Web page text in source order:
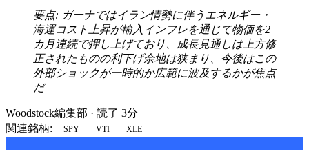
要点: ガーナではイラン情勢に伴うエネルギー・
海運コスト上昇が輸入インフレを通じて物価を2
カ月連続で押し上げており、成長見通しは上方修
正されたものの利下げ余地は狭まり、今後はこの
外部ショックが一時的か広範に波及するかが焦点
だ
Woodstock編集部 · 読了 3分
関連銘柄:
SPY VTI XLE